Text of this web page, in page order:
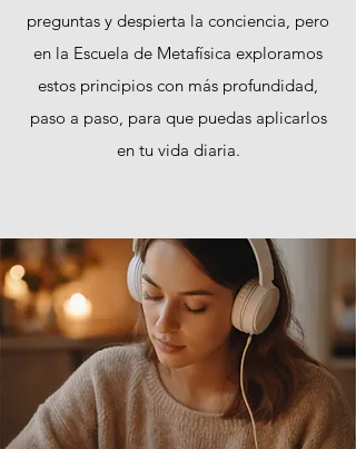
preguntas y despierta la conciencia, pero
en la Escuela de Metafísica exploramos
estos principios con más profundidad,
paso a paso, para que puedas aplicarlos
en tu vida diaria.